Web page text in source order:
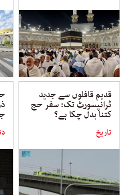
قدیم قافلوں سے جدید
ٹرانپسورٹ تک: سفر حج
کتنا بدل چکا ہے؟
تاریخ